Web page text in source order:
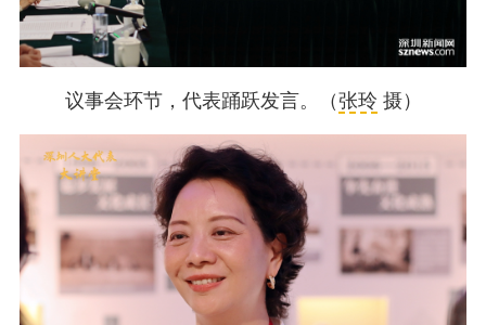
议事会环节，代表踊跃发言。（张玲 摄）